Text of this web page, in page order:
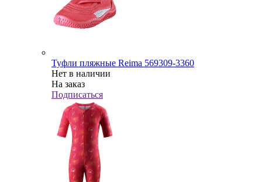
Туфли пляжные Reima 569309-3360
Нет в наличии
На заказ
Подписаться